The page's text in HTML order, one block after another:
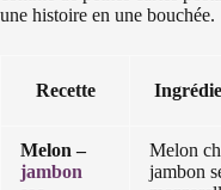
une histoire en une bouchée.
Recette
Melon –
jambon
Melon
jambon